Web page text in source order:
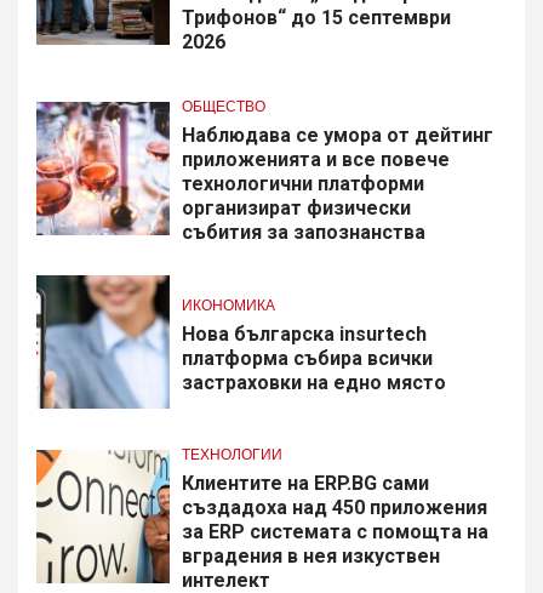
Трифонов“ до 15 септември
2026
ОБЩЕСТВО
Наблюдава се умора от дейтинг
приложенията и все повече
технологични платформи
организират физически
събития за запознанства
ИКОНОМИКА
Нова българска insurtech
платформа събира всички
застраховки на едно място
ТЕХНОЛОГИИ
Клиентите на ERP.BG сами
създадоха над 450 приложения
за ERP системата с помощта на
вградения в нея изкуствен
интелект